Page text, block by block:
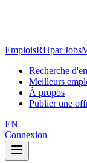
EmploisRHpar
Recherche
Meilleurs
À propos
Publier une
EN
Connexion